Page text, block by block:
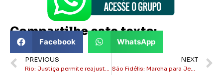
Compartilhe este texto:
Facebook WhatsApp
PREVIOUS
Rio: Justiça permite reajuste da Light para 16,69% e conta de luz sobe na capital
NEXT
São Fidélis: Marcha para Jesus terá Ministério Apascentar no feriado de 1º de maio